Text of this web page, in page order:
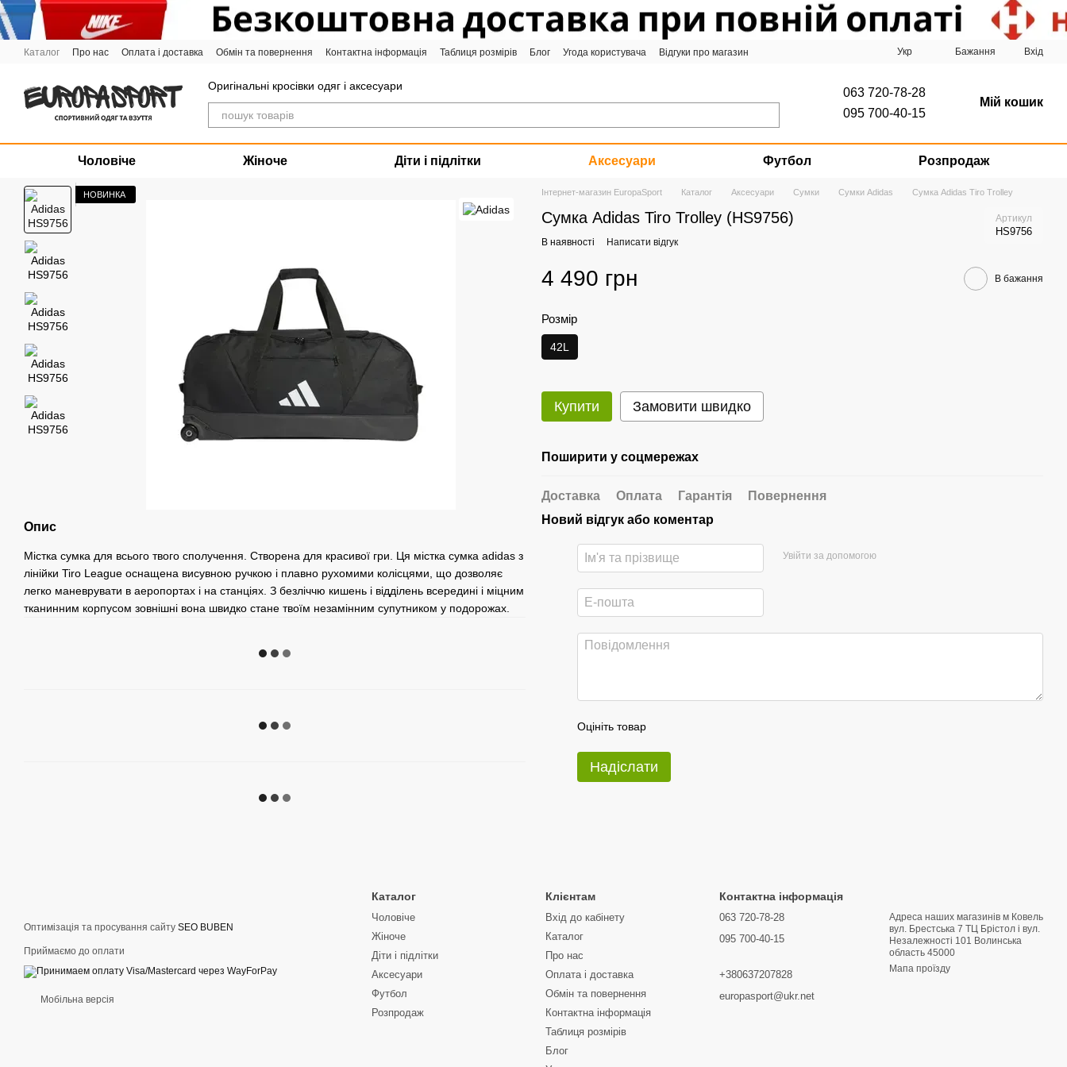
Перейти до основного контенту
Каталог Про нас Оплата і доставка Обмін та повернення Контактна інформація Таблиця розмірів Блог Угода користувача
Відгуки про магазин
Укр Бажання Вхід
Оригінальні кросівки одяг і аксесуари
063 720-78-28
095 700-40-15
Мій кошик
Чоловіче Жіноче Діти і підлітки Аксесуари Футбол Розпродаж
НОВИНКА
Опис
Містка сумка для всього твого сполучення. Створена для красивої гри. Ця містка сумка adidas з
лінійки Tiro League оснащена висувною ручкою і плавно рухомими колісцями, що дозволяє
легко маневрувати в аеропортах і на станціях. З безліччю кишень і відділень всередині і міцним
тканинним корпусом зовнішні вона швидко стане твоїм незамінним супутником у подорожах.
Інтернет-магазин EuropaSport Каталог Аксесуари Сумки Сумки Adidas Сумка Adidas Tiro Trolley
Сумка Adidas Tiro Trolley (HS9756) Артикул
HS9756
В наявності Написати відгук
4 490 грн В бажання
Розмір
42L
Купити Замовити швидко
Поширити у соцмережах
Доставка Оплата Гарантія
Повернення
Новий відгук або коментар
Увійти за допомогою
Оцініть товар
Надіслати
Оптимізація та просування сайту SEO BUBEN
Приймаємо до оплати
Мобільна версія
Каталог
Чоловіче
Жіноче
Діти і підлітки
Аксесуари
Футбол
Розпродаж
Клієнтам
Вхід до кабінету
Каталог
Про нас
Оплата і доставка
Обмін та повернення
Контактна інформація
Таблиця розмірів
Блог
Контактна інформація
063 720-78-28
095 700-40-15
+380637207828
europasport@ukr.net
Адреса наших магазинів м Ковель
вул. Брестська 7 ТЦ Брістол і вул.
Hезалежності 101 Волинська
область 45000
Мапа проїзду